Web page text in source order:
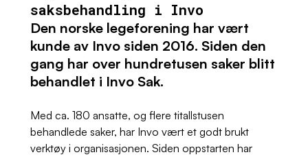
saksbehandling i Invo
Den norske legeforening har vært
kunde av Invo siden 2016. Siden den
gang har over hundretusen saker blitt
behandlet i Invo Sak.
Med ca. 180 ansatte, og flere titallstusen
behandlede saker, har Invo vært et godt brukt
verktøy i organisasjonen. Siden oppstarten har